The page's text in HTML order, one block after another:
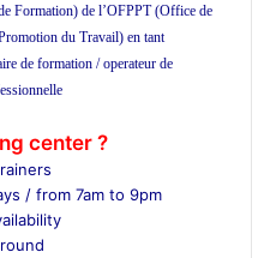
Formation) de l’OFPPT (Office de
du Travail) en tant
de formation / operateur de
center ?
/ from 7am to 9pm